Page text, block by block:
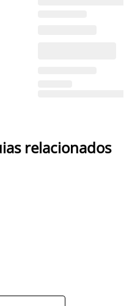
relacionados